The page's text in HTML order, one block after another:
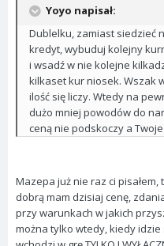
Yoyo napisał:
Dublelku, zamiast siedzieć
kredyt, wybuduj kolejny
i wsadź w nie kolejne
kilkaset kur niosek. Wszak
ilość się liczy. Wtedy na
dużo mniej powodów do
ceną nie podskoczy a
Mazepa już nie raz ci pisałem,
dobrą mam dzisiaj cenę,
przy warunkach w jakich
można tylko wtedy, kiedy idzie